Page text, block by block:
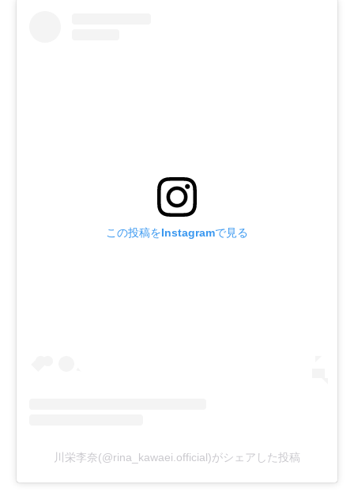
この投稿をInstagramで見る
川栄李奈(@rina_kawaei.official)がシェアした投稿